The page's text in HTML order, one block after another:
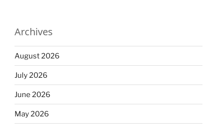
Archives
August 2026
July 2026
June 2026
May 2026